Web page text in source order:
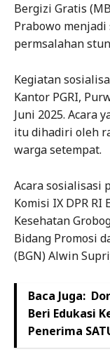
Bergizi Gratis
Prabowo
permsalahan
Kegiatan
Kantor PGRI,
Juni 2025. Acara
itu dihadiri oleh
warga setempat.
Acara sosialisasi
Komisi IX DPR RI
Kesehatan
Bidang Promosi
(BGN) Alwin
Baca Juga:
Beri Edukasi
Penerima